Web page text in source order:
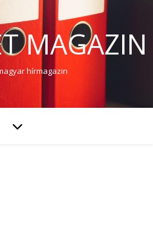
MAGAZIN
hírmagazin